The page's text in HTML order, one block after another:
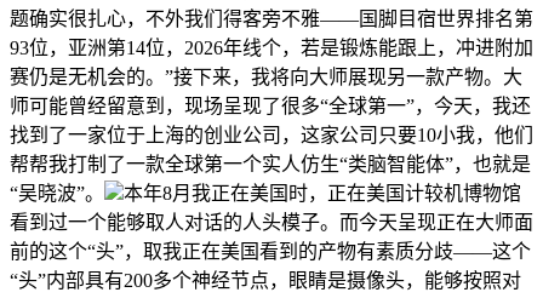
题确实很扎心，不外我们得客旁不雅——国脚目宿世界排名第
93位，亚洲第14位，2026年线个，若是锻炼能跟上，冲进附加
赛仍是无机会的。”接下来，我将向大师展现另一款产物。大
师可能曾经留意到，现场呈现了很多“全球第一”，今天，我还
找到了一家位于上海的创业公司，这家公司只要10小我，他们
帮帮我打制了一款全球第一个实人仿生“类脑智能体”，也就是
“吴晓波”。
本年8月我正在美国时，正在美国计较机博物馆
看到过一个能够取人对话的人头模子。而今天呈现正在大师面
前的这个“头”，取我正在美国看到的产物有素质分歧——这个
“头”内部具有200多个神经节点，眼睛是摄像头，能够按照对